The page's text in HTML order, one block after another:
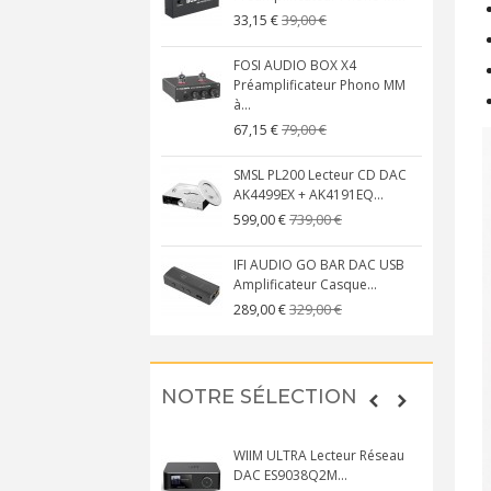
33,15 €39,00 €
FOSI AUDIO BOX X4
Préamplificateur Phono MM
à...
67,15 €79,00 €
SMSL PL200 Lecteur CD DAC
AK4499EX + AK4191EQ...
599,00 €739,00 €
IFI AUDIO GO BAR DAC USB
Amplificateur Casque...
289,00 €329,00 €
NOTRE SÉLECTION
WIIM ULTRA Lecteur Réseau
DAC ES9038Q2M...